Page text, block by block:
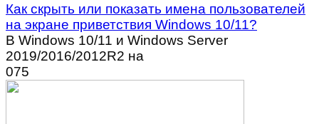
Как скрыть или показать имена пользователей
на экране приветствия Windows 10/11?
В Windows 10/11 и Windows Server
2019/2016/2012R2 на
075